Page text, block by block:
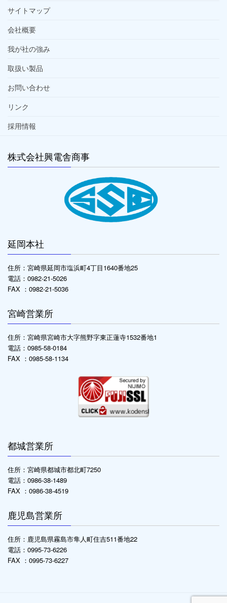
サイトマップ
会社概要
我が社の強み
取扱い製品
お問い合わせ
リンク
採用情報
株式会社興電舎商事
延岡本社
住所：宮崎県延岡市塩浜町4丁目1640番地25
電話：0982-21-5026
FAX ：0982-21-5036
宮崎営業所
住所：宮崎県宮崎市大字熊野字東正蓮寺1532番地1
電話：0985-58-0184
FAX ：0985-58-1134
都城営業所
住所：宮崎県都城市都北町7250
電話：0986-38-1489
FAX ：0986-38-4519
鹿児島営業所
住所：鹿児島県霧島市隼人町住吉511番地22
電話：0995-73-6226
FAX ：0995-73-6227